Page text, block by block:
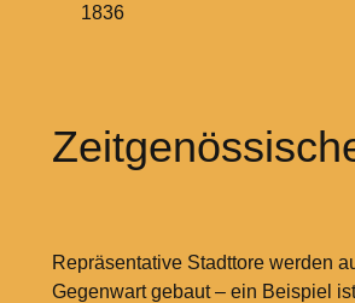
1836
Repräsentative Stadttore werden
Gegenwart gebaut – ein Beispiel